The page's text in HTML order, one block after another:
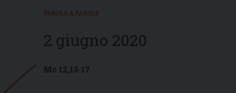
PAROLA & PAROLE
2 giugno 2020
Mc 12,13-17